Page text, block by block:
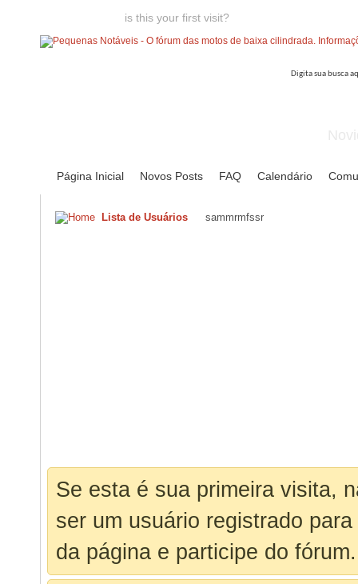
is this your first visit?
Página Inicial Novos Posts FAQ Calendário
Lista de Usuários sammrmfssr
Se esta é sua primeira visita,
ser um usuário registrado
da página e participe do fórum.